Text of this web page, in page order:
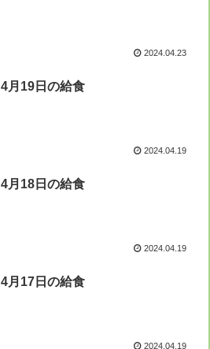
2024.04.23
4月19日の給食
2024.04.19
4月18日の給食
2024.04.19
4月17日の給食
2024.04.19